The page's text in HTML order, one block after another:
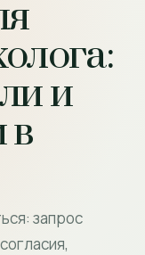
и
в
запрос